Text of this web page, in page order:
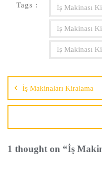
Tags : İş Makinası
İş Makinası
İş Makinası
İş Makinaları Kiralama
1 thought on “İş